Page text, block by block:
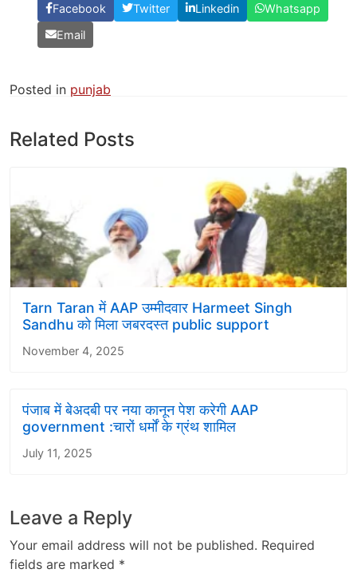
Facebook Twitter Linkedin
Whatsapp
Email
Posted in punjab
Related Posts
Tarn Taran में AAP उम्मीदवार Harmeet Singh
Sandhu को मिला जबरदस्त public support
November 4, 2025
पंजाब में बेअदबी पर नया कानून पेश करेगी AAP
government :चारों धर्मों के ग्रंथ शामिल
July 11, 2025
Leave a Reply
Your email address will not be published. Required
fields are marked *